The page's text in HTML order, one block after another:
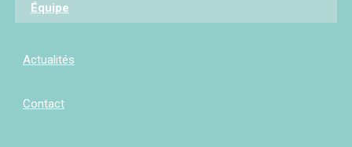
Équipe
Actualités
Contact